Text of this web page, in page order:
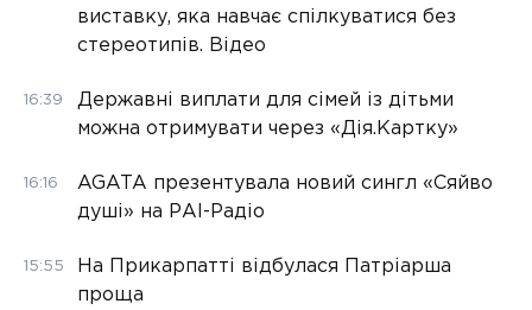
виставку, яка навчає спілкуватися без
стереотипів. Відео
16:39
Державні виплати для сімей із дітьми
можна отримувати через «Дія.Картку»
16:16
AGATA презентувала новий сингл «Сяйво
душі» на РАІ-Радіо
15:55
На Прикарпатті відбулася Патріарша
проща